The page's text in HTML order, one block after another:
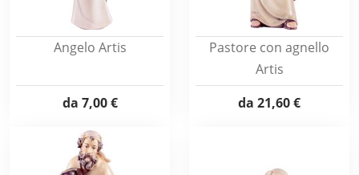
Angelo Artis
da 7,00 €
Pastore con agnello
Artis
da 21,60 €